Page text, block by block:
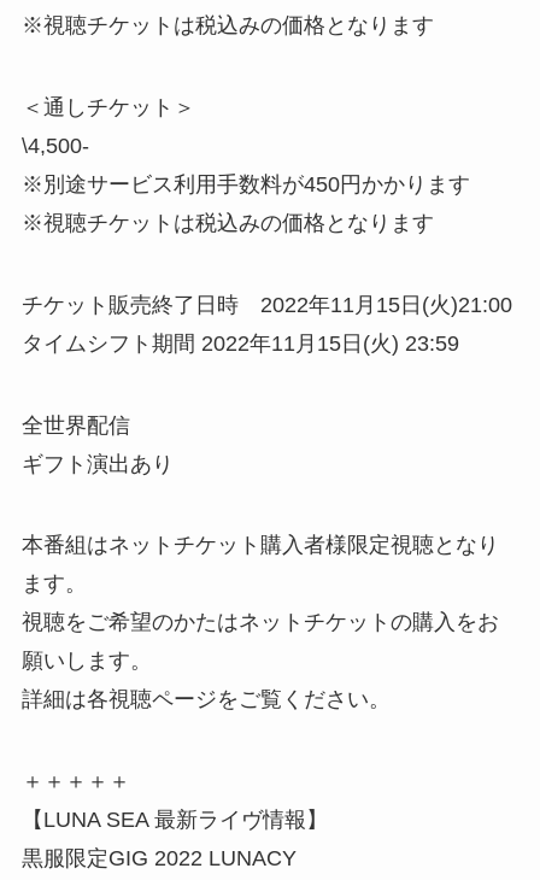
※視聴チケットは税込みの価格となります
＜通しチケット＞
\4,500-
※別途サービス利用手数料が450円かかります
※視聴チケットは税込みの価格となります
チケット販売終了日時 2022年11月15日(火)21:00
タイムシフト期間 2022年11月15日(火) 23:59
全世界配信
ギフト演出あり
本番組はネットチケット購入者様限定視聴となり
ます。
視聴をご希望のかたはネットチケットの購入をお
願いします。
詳細は各視聴ページをご覧ください。
＋＋＋＋＋
【LUNA SEA 最新ライヴ情報】
黒服限定GIG 2022 LUNACY